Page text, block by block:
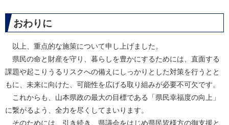
おわりに
以上、重点的な施策について申し上げました。
県民の命と財産を守り、暮らしを豊かにするためには、直面する
課題や起こりうるリスクへの備えにしっかりとした対策を行うとと
もに、未来に向けた、可能性を広げる取り組みが必要不可欠です。
これからも、山本県政の最大の目標である「県民幸福度の向上」
に繋がるよう、全力を尽くしてまいります。
そのためには、引き続き、県議会をはじめ県民皆様方の御支援と